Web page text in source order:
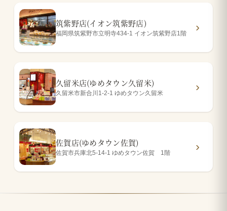
筑紫野店(イオン筑紫野店)
福岡県筑紫野市立明寺434-1 イオン筑紫野店1階
久留米店(ゆめタウン久留米)
久留米市新合川1-2-1 ゆめタウン久留米
佐賀店(ゆめタウン佐賀)
佐賀市兵庫北5-14-1 ゆめタウン佐賀 1階